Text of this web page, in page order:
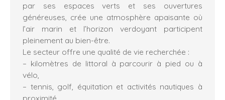
par ses espaces verts et ses ouvertures
généreuses, crée une atmosphère apaisante où
l’air marin et l’horizon verdoyant participent
pleinement au bien-être.
Le secteur offre une qualité de vie recherchée :
– kilomètres de littoral à parcourir à pied ou à
vélo,
– tennis, golf, équitation et activités nautiques à